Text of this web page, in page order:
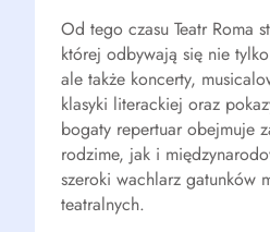
Od tego czasu Teatr Roma
której odbywają się nie
ale także koncerty,
klasyki literackiej oraz
bogaty repertuar obejmuje
rodzime, jak i
szeroki wachlarz gatunków
teatralnych.